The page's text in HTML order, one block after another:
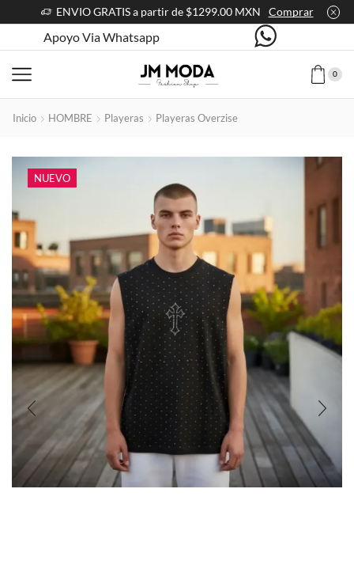
ENVIO GRATIS a partir de $1299.00 MXN Comprar
Apoyo Via Whatsapp
0
Inicio HOMBRE Playeras Playeras Overzise
NUEVO